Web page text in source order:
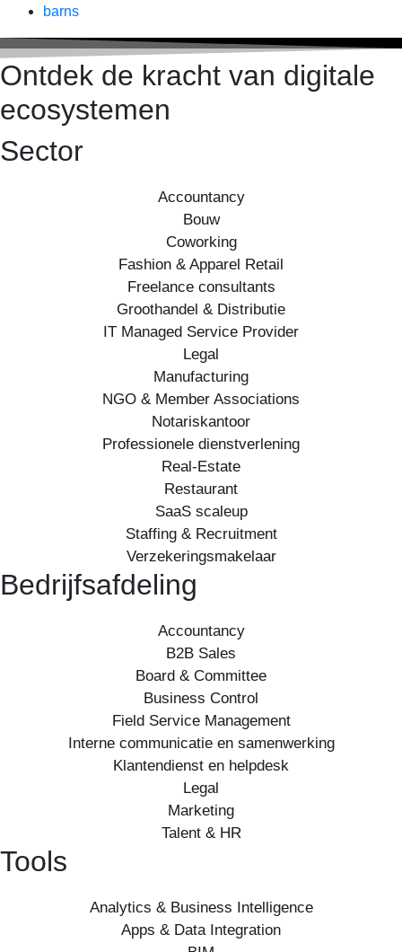
barns
Ontdek de kracht van digitale
ecosystemen
Sector
Accountancy
Bouw
Coworking
Fashion & Apparel Retail
Freelance consultants
Groothandel & Distributie
IT Managed Service Provider
Legal
Manufacturing
NGO & Member Associations
Notariskantoor
Professionele dienstverlening
Real-Estate
Restaurant
SaaS scaleup
Staffing & Recruitment
Verzekeringsmakelaar
Bedrijfsafdeling
Accountancy
B2B Sales
Board & Committee
Business Control
Field Service Management
Interne communicatie en samenwerking
Klantendienst en helpdesk
Legal
Marketing
Talent & HR
Tools
Analytics & Business Intelligence
Apps & Data Integration